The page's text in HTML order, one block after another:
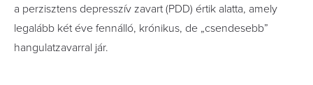
a perzisztens depresszív zavart (PDD) értik alatta, amely
legalább két éve fennálló, krónikus, de „csendesebb”
hangulatzavarral jár.